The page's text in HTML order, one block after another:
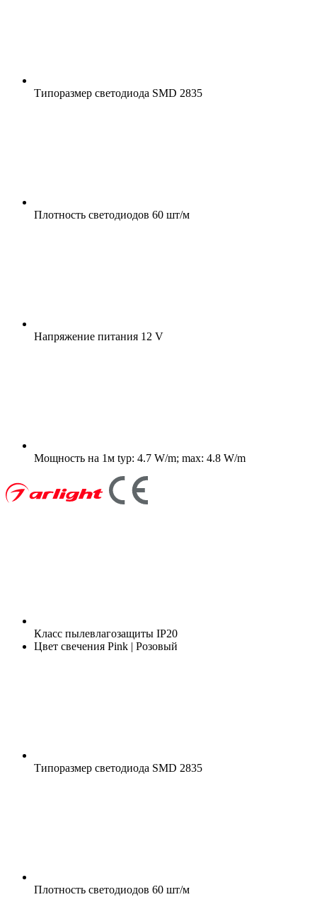
Типоразмер светодиода SMD 2835
Плотность светодиодов 60 шт/м
Напряжение питания 12 V
Мощность на 1м typ: 4.7 W/m; max: 4.8 W/m
Класс пылевлагозащиты IP20
Цвет свечения Pink | Розовый
Типоразмер светодиода SMD 2835
Плотность светодиодов 60 шт/м